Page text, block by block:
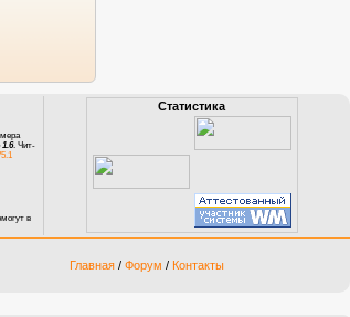
. Чит-
в
Статистика
Главная / Форум / Контакты